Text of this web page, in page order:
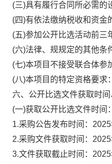
(三)具有履行合同所必需的
(四)有依法缴纳税收和资金
(五)参加公开比选活动前三
(六)法律、 规规定的其他条
(七)本项目不接受联合体参
(八)本项目的特定资格要求
六、公开比选文件获取时间
(一)获取公开比选文件时间：
1.采购公告发布时间：
2.采购文件获取时间：
3.文件获取截止时间：